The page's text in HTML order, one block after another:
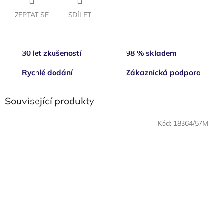
ZEPTAT SE SDÍLET
30 let zkušeností 98 % skladem
Rychlé dodání Zákaznická podpora
Související produkty
Kód: 18364/57M